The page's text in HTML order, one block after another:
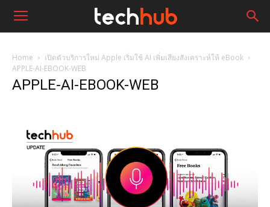
Home
เปิดตัวบริการใหม่ Apple เริ่มใช้ AI เพิ่มเสียงสังเคราะห์ให้ eBook
APPLE-AI-EBOOK-WEB
APPLE-AI-EBOOK-WEB